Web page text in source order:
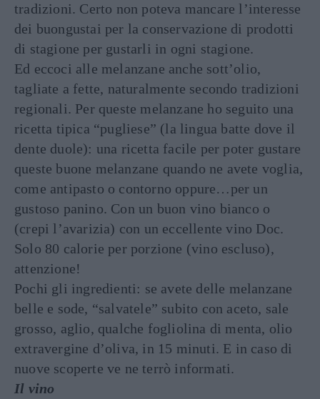
tradizioni. Certo non poteva mancare l’interesse
dei buongustai per la conservazione di prodotti
di stagione per gustarli in ogni stagione.
Ed eccoci alle melanzane anche sott’olio,
tagliate a fette, naturalmente secondo tradizioni
regionali. Per queste melanzane ho seguito una
ricetta tipica “pugliese” (la lingua batte dove il
dente duole): una ricetta facile per poter gustare
queste buone melanzane quando ne avete voglia,
come antipasto o contorno oppure…per un
gustoso panino. Con un buon vino bianco o
(crepi l’avarizia) con un eccellente vino Doc.
Solo 80 calorie per porzione (vino escluso),
attenzione!
Pochi gli ingredienti: se avete delle melanzane
belle e sode, “salvatele” subito con aceto, sale
grosso, aglio, qualche fogliolina di menta, olio
extravergine d’oliva, in 15 minuti. E in caso di
nuove scoperte ve ne terrò informati.
Il vino